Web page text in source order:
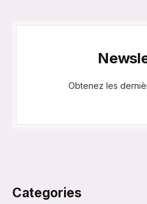
Obtenez les
Categories